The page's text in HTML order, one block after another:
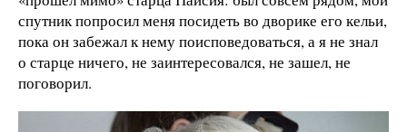
спутник попросил меня посидеть во дворике его кельи,
пока он забежал к нему поисповедоваться, а я не знал
о старце ничего, не заинтересовался, не зашел, не
поговорил.